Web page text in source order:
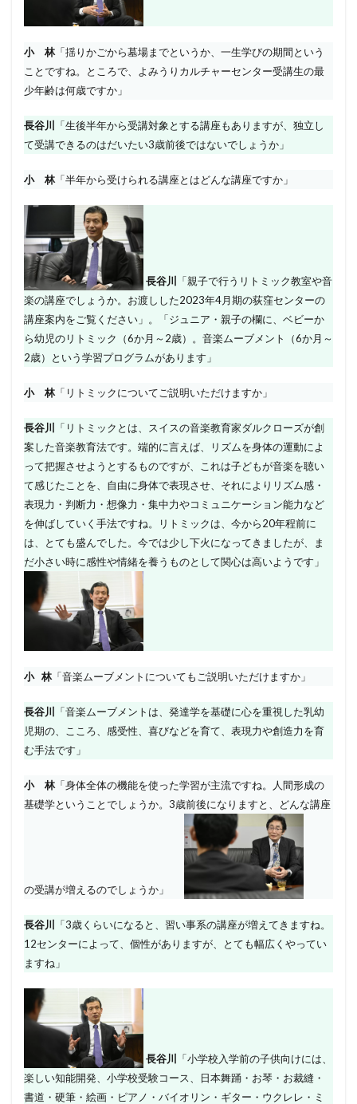
小 林「揺りかごから墓場までというか、一生学びの期間という
ことですね。ところで、よみうりカルチャーセンター受講生の最
少年齢は何歳ですか」
長谷川
「生後半年から受講対象とする講座もありますが、独立し
て受講できるのはだいたい3歳前後ではないでしょうか」
小 林「半年から受けられる講座とはどんな講座ですか」
長谷川
「親子で行うリトミック教室や音
楽の講座でしょうか。お渡しした2023年4月期の荻窪センターの
講座案内をご覧ください」。「ジュニア・親子の欄に、ベビーか
ら幼児のリトミック（6か月～2歳）。音楽ムーブメント（6か月～
2歳）という学習プログラムがあります」
小 林「リトミックについてご説明いただけますか」
長谷川
「リトミックとは、スイスの音楽教育家ダルクローズが創
案した音楽教育法です。端的に言えば、リズムを身体の運動によ
って把握させようとするものですが、これは子どもが音楽を聴い
て感じたことを、自由に身体で表現させ、それによりリズム感・
表現力・判断力・想像力・集中力やコミュニケーション能力など
を伸ばしていく手法ですね。リトミックは、今から20年程前に
は、とても盛んでした。今では少し下火になってきましたが、ま
だ小さい時に感性や情緒を養うものとして関心は高いようです」
小 林「音楽ムーブメントについてもご説明いただけますか」
長谷川
「音楽ムーブメントは、発達学を基礎に心を重視した乳幼
児期の、こころ、感受性、喜びなどを育て、表現力や創造力を育
む手法です」
小 林「身体全体の機能を使った学習が主流ですね。人間形成の
基礎学ということでしょうか。3歳前後になりますと、どんな講座
の受講が増えるのでしょうか」
長谷川
「3歳くらいになると、習い事系の講座が増えてきますね。
12センターによって、個性がありますが、とても幅広くやってい
ますね」
長谷川
「小学校入学前の子供向けには、
楽しい知能開発、小学校受験コース、日本舞踊・お琴・お裁縫・
書道・硬筆・絵画・ピアノ・バイオリン・ギター・ウクレレ・ミ